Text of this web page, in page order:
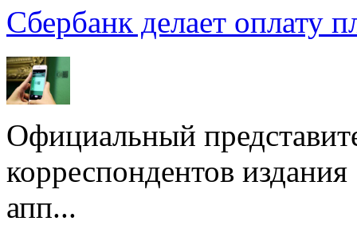
Сбербанк делает
Официальный
корреспондентов
апп...